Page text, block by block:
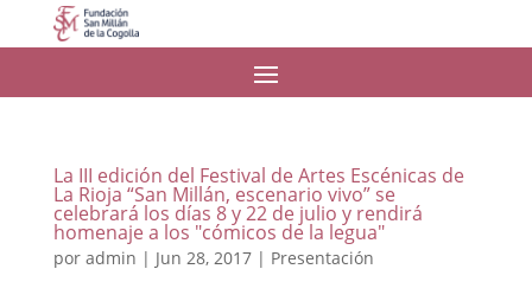
La III edición del Festival de Artes Escénicas de
La Rioja “San Millán, escenario vivo” se
celebrará los días 8 y 22 de julio y rendirá
homenaje a los "cómicos de la legua"
por admin | Jun 28, 2017| Presentación